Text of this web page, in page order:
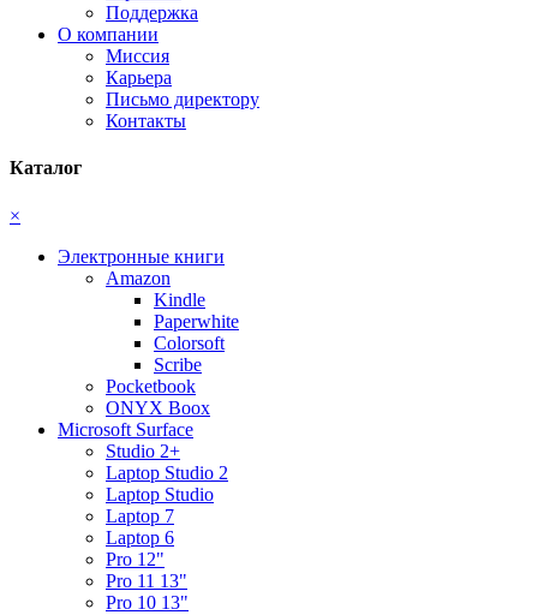
Поддержка
О компании
Миссия
Карьера
Письмо директору
Контакты
Каталог
×
Электронные книги
Amazon
Kindle
Paperwhite
Colorsoft
Scribe
Pocketbook
ONYX Boox
Microsoft Surface
Studio 2+
Laptop Studio 2
Laptop Studio
Laptop 7
Laptop 6
Pro 12"
Pro 11 13"
Pro 10 13"